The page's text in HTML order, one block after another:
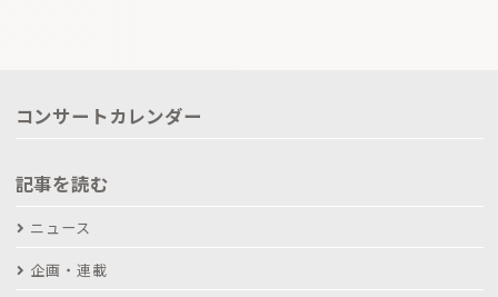
コンサートカレンダー
記事を読む
ニュース
企画・連載